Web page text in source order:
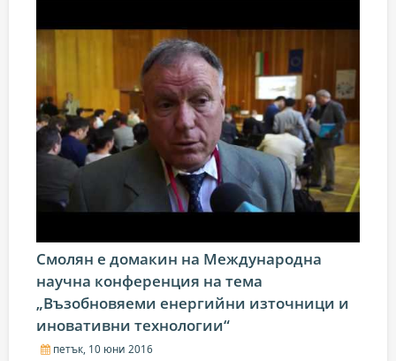
Смолян е домакин на Международна
научна конференция на тема
„Bъзoбнoвяeми eнepгийни изтoчници и
инoвaтивни тexнoлoгии“
петък, 10 юни 2016